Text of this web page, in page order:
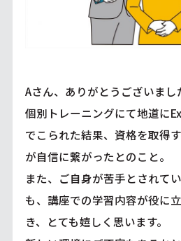
Aさん、ありがとうございま
個別トレーニングにて地道に
でこられた結果、資格を取得
が自信に繋がったとのこと。
また、ご自身が苦手とされて
も、講座での学習内容が役に
き、とても嬉しく思います。